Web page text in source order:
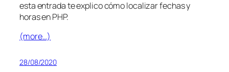
esta entrada te explico cómo localizar fechas y
horas en PHP.
(more…)
28/08/2020